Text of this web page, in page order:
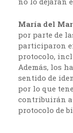
María del
por parte de
participaron
protocolo,
Además, los
sentido de
por lo que
contribuirán
protocolo de